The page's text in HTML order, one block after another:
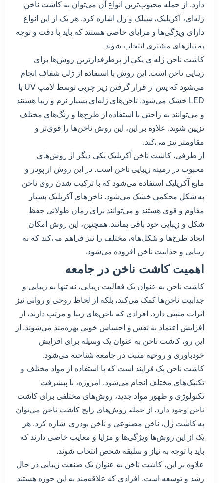
دارد. از جمله محبوب‌ترین انواع آن می‌توان به کاشت ناخن
ژله‌ای، آکریلیک، سیلک و ژل اشاره کرد. هر یک از این انواع
دارای ویژگی‌ها و مزایای خاصی هستند که باید با دقت و توجه
به نیازهای مشتری انتخاب شوند.
کاشت ناخن ژله‌ای یکی از پرطرفدارترین روش‌ها برای
زیبایی ناخن است. این روش با استفاده از ژلی شفاف انجام
می‌شود که پس از قرار گرفتن زیر چربی توسط لامپ UV یا
LED خشک می‌شود. ناخن‌های ژله‌ای بسیار نرم و زیبا هستند
و می‌توانند به راحتی با استفاده از طرح‌ها و رنگ‌های مختلف
تزیین شوند. علاوه بر این، این روش ناخن‌ها را قوی‌تر و
مقاومتر نیز می‌کند.
از طرفی، کاشت ناخن آکریلیک یکی دیگر از روش‌های
محبوب در زمینه زیبایی ناخن است. در این روش از پودر و
مایع آکریلیک استفاده می‌شود که با ترکیب شدن روی ناخن
به شکل محکمی خشک می‌شود. ناخن‌های آکریلیک بسیار
مقاوم و قوی هستند و می‌توانند برای زمان طولانی حفظ
شکل و زیبایی خود باقی بمانند. همچنین، این روش امکان
ایجاد طرح‌ها و شکل‌های مختلف را نیز فراهم می‌کند که به
زیبایی و جذابیت ناخن افزوده می‌شود.
اهمیت کاشت ناخن در جامعه
کاشت ناخن به عنوان یک فعالیت زیبایی، نه تنها به زیبایی و
جذابیت ناخن‌ها کمک می‌کند، بلکه از لحاظ روحی و روانی نیز
اثرات مثبتی دارد. افرادی که ناخن‌های زیبا و مرتب دارند، از
افزایش اعتماد به نفس و احساس خوبی بهره‌مند می‌شوند. از
این رو، کاشت ناخن به عنوان یک وسیله برای افزایش
خودباوری و روحیه مثبت در جامعه شناخته می‌شود.
کاشت ناخن یک فرایند است که با استفاده از مواد مختلف و
تکنیک‌های مختلف انجام می‌شود. امروزه، با پیشرفت
تکنولوژی و ظهور مواد جدید، روش‌های مختلفی برای کاشت
ناخن وجود دارد. از جمله روش‌های رایج کاشت ناخن می‌توان
به کاشت ژل، ناخن مصنوعی و ناخن پودری اشاره کرد. هر
یک از این روش‌ها ویژگی‌ها و مزایا و معایب خاصی دارند که
باید با توجه به نیاز و سلیقه شخص انتخاب شوند.
علاوه بر این، کاشت ناخن به عنوان یک صنعت زیبایی در حال
رشد و توسعه است. افرادی که علاقه‌مند به این حوزه هستند